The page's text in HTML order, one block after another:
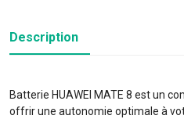
Description
Batterie HUAWEI MATE 8 est un
offrir une autonomie optimale à